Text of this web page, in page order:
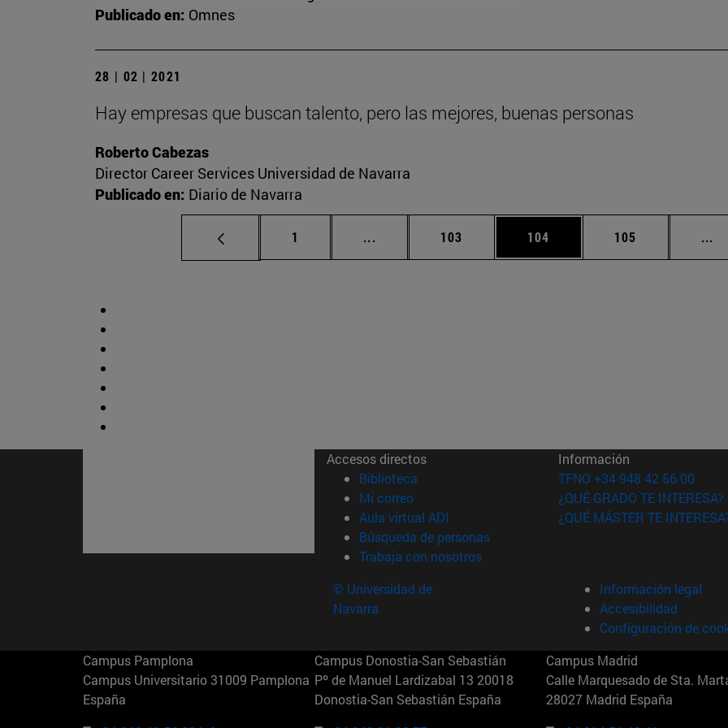
Publicado en: Omnes
28 | 02 | 2021
Hay empresas que buscan talento, pero las mejores, buenas personas
Roberto Cabezas
Director Career Services Universidad de Navarra
Publicado en: Diario de Navarra
Página
1 ... Páginas intermedias Use TAB para desplazarse.
Página
103 Página
104 Página
105 ...
Accesos directos
Biblioteca (abre en nueva ventana)
Mi correo(abre en nueva ventana)
Aula virtual ADI (abre en nueva ventana)
Búsqueda de personas(abre en nueva ventana)
Trabaja con nosotros(abre en nueva ventana)
Información
TFNO +34 948 42 56 00
¿QUÉ GRADO TE INTERESA?
¿QUÉ MÁSTER TE
© Universidad de
Navarra
Información legal
Accesibilidad
Configuración de
Campus Pamplona
Campus Universitario 31009 Pamplona
España
Campus Donostia-San Sebastián
Pº de Manuel Lardizabal 13 20018
Donostia-San Sebastián España
Campus Madrid
Calle Marquesado de Sta.
28027 Madrid España